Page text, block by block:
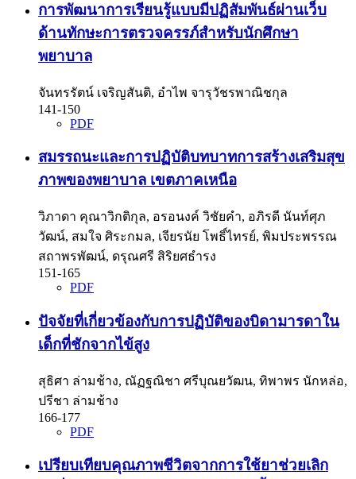
การพัฒนาการเรียนรู้แบบมีปฏิสัมพันธ์ผ่านเว็บ
ด้านทักษะการตรวจครรภ์สำหรับนักศึกษา
พยาบาล
จันทรรัตน์ เจริญสันติ, อำไพ จารุวัชรพาณิชกุล
141-150
PDF
สมรรถนะและการปฏิบัติบทบาทการสร้างเสริมสุข
ภาพของพยาบาล เขตภาคเหนือ
วิภาดา คุณาวิกติกุล, อรอนงค์ วิชัยคำ, อภิรดี นันท์ศุภ
วัฒน์, สมใจ ศิระกมล, เจียรนัย โพธิ์ไทรย์, พิมประพรรณ
สถาพรพัฒน์, ดรุณศรี สิริยศธำรง
151-165
PDF
ปัจจัยที่เกี่ยวข้องกับการปฏิบัติของบิดามารดาใน
เด็กที่ชักจากไข้สูง
สุธิศา ล่ามช้าง, ณัฏฐณิชา ศรีบุณยวัฒน, ทิพาพร นักหล่อ,
ปรีชา ล่ามช้าง
166-177
PDF
เปรียบเทียบคุณภาพชีวิตจากการใช้ยาช่วยเลิก